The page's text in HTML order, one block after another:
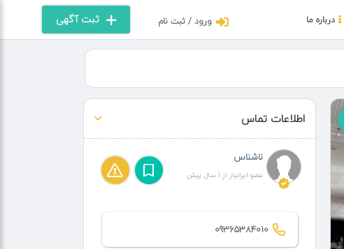
ثبت آگهی ورود / ثبت نام درباره ما
اطلاعات تماس
ناشناس
عضو ایرانیاز از 1 سال پیش
09365384010